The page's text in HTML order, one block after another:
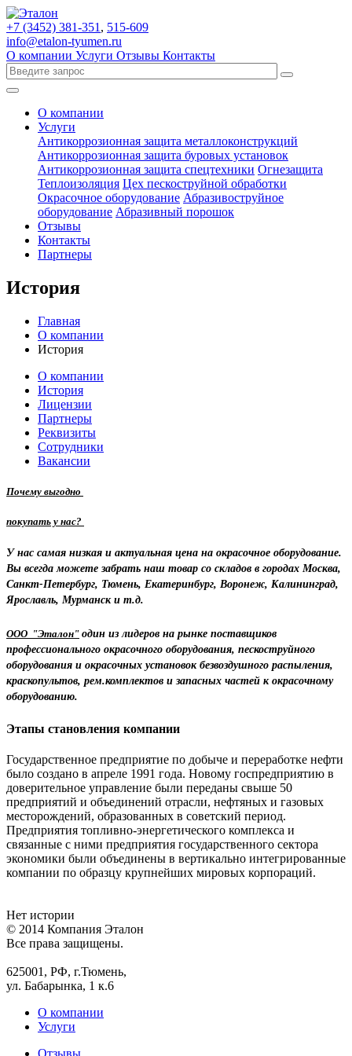
+7 (3452) 381-351 , 515-609
info@etalon-tyumen.ru
О компании Услуги Отзывы Контакты
О компании
Услуги
Антикоррозионная защита металлоконструкций
Антикоррозионная защита буровых установок
Антикоррозионная защита спецтехники Огнезащита
Теплоизоляция Цех пескоструйной обработки
Окрасочное оборудование Абразивоструйное
оборудование Абразивный порошок
Отзывы
Контакты
Партнеры
История
Главная
О компании
История
О компании
История
Лицензии
Партнеры
Реквизиты
Сотрудники
Вакансии
Почему выгодно
покупать у нас?
У нас самая низкая и актуальная цена на окрасочное оборудование.
Вы всегда можете забрать наш товар со складов в городах Москва,
Санкт-Петербург, Тюмень, Екатеринбург, Воронеж, Калининград,
Ярославль, Мурманск и т.д.
ООО "Эталон" один из лидеров на рынке поставщиков
профессионального окрасочного оборудования, пескоструйного
оборудования и окрасочных установок безвоздушного распыления,
краскопультов, рем.комплектов и запасных частей к окрасочному
оборудованию.
Этапы становления компании
Государственное предприятие по добыче и переработке нефти
было создано в апреле 1991 года. Новому госпредприятию в
доверительное управление были переданы свыше 50
предприятий и объединений отрасли, нефтяных и газовых
месторождений, образованных в советский период.
Предприятия топливно-энергетического комплекса и
связанные с ними предприятия государственного сектора
экономики были объединены в вертикально интегрированные
компании по образцу крупнейших мировых корпораций.
Нет истории
© 2014 Компания Эталон
Все права защищены.
625001, РФ, г.Тюмень,
ул. Бабарынка, 1 к.6
О компании
Услуги
Отзывы